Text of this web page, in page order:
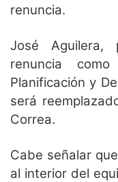
renuncia.
José Aguilera,
renuncia
Planificación y
será
Correa.
Cabe señalar
al interior del